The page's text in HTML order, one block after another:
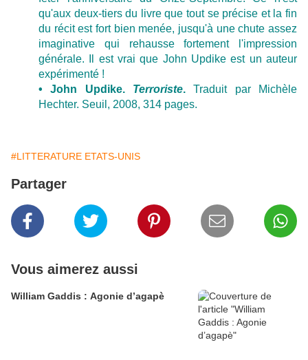
qu'aux deux-tiers du livre que tout se précise et la fin
du récit est fort bien menée, jusqu'à une chute assez
imaginative qui rehausse fortement l'impression
générale. Il est vrai que John Updike est un auteur
expérimenté !
• John Updike. Terroriste. Traduit par Michèle
Hechter. Seuil, 2008, 314 pages.
#LITTERATURE ETATS-UNIS
Partager
Vous aimerez aussi
William Gaddis : Agonie d’agapè